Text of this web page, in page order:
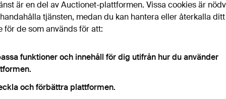
Visa lösenord i
på nyhetsbrev från Stockholms Auktionsverk Fine
auktionskataloger, inbjudningar till evenemang och nyheter. Om du
enkelt avsluta prenumerationen.
är en del av Auctionet-plattformen. Vissa cookies är
tjänsten, medan du kan hantera eller återkalla ditt
för de som används för att:
funktioner och innehåll för dig utifrån hur du använder
och förbättra plattformen.